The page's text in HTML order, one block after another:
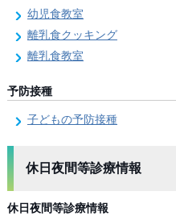
幼児食教室
離乳食クッキング
離乳食教室
予防接種
子どもの予防接種
休日夜間等診療情報
休日夜間等診療情報